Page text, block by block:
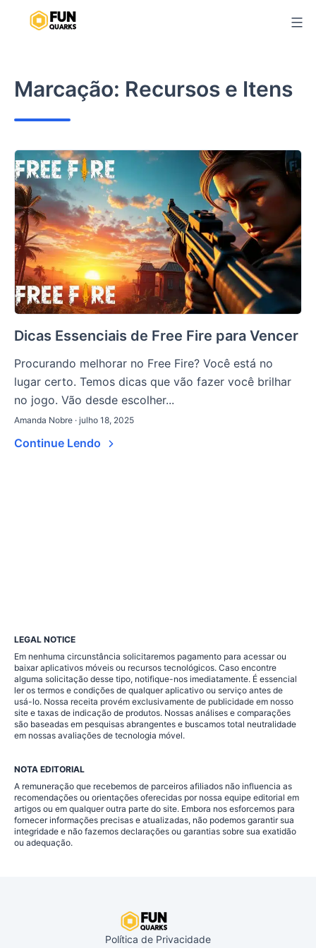
Marcação: Recursos e Itens
Dicas Essenciais de Free Fire para Vencer
Procurando melhorar no Free Fire? Você está no
lugar certo. Temos dicas que vão fazer você brilhar
no jogo. Vão desde escolher...
Amanda Nobre · julho 18, 2025
Continue Lendo
LEGAL NOTICE
Em nenhuma circunstância solicitaremos pagamento para acessar ou
baixar aplicativos móveis ou recursos tecnológicos. Caso encontre
alguma solicitação desse tipo, notifique-nos imediatamente. É essencial
ler os termos e condições de qualquer aplicativo ou serviço antes de
usá-lo. Nossa receita provém exclusivamente de publicidade em nosso
site e taxas de indicação de produtos. Nossas análises e comparações
são baseadas em pesquisas abrangentes e buscamos total neutralidade
em nossas avaliações de tecnologia móvel.
NOTA EDITORIAL
A remuneração que recebemos de parceiros afiliados não influencia as
recomendações ou orientações oferecidas por nossa equipe editorial em
artigos ou em qualquer outra parte do site. Embora nos esforcemos para
fornecer informações precisas e atualizadas, não podemos garantir sua
integridade e não fazemos declarações ou garantias sobre sua exatidão
ou adequação.
Política de Privacidade